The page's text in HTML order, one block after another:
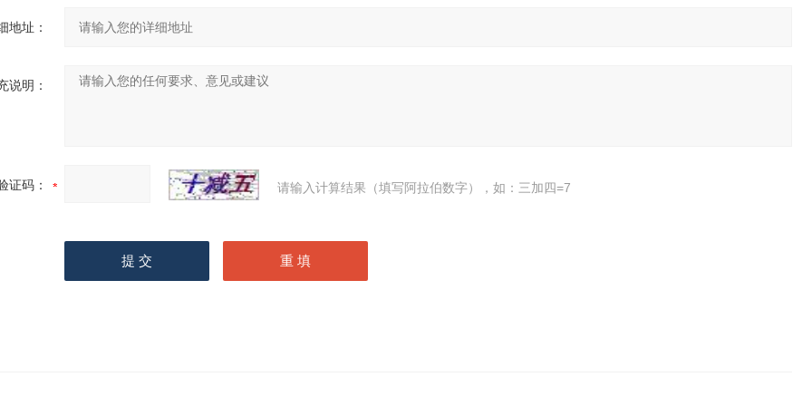
地址：
说明：
证码： 请输入计算结果（填写阿拉伯数字），如：三加四=7